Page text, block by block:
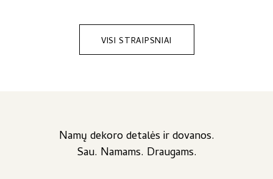
VISI STRAIPSNIAI
Namų dekoro detalės ir dovanos.
Sau. Namams. Draugams.